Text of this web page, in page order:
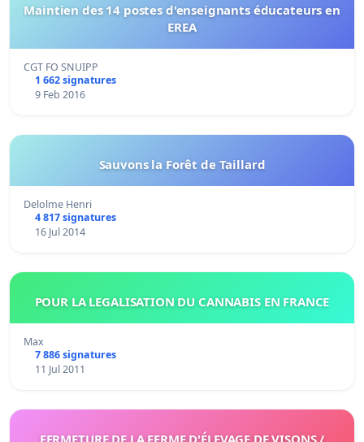
Maintien des 14 postes d'enseignants éducateurs en
EREA
CGT FO SNUIPP
1 662 signatures
9 Feb 2016
Sauvons la Forêt de Taillard
Delolme Henri
4 817 signatures
16 Jul 2014
POUR LA LEGALISATION DU CANNABIS EN FRANCE
Max
7 886 signatures
11 Jul 2011
FERMETURE DE LA FERME D'ÉLEVAGE DE VISONS /